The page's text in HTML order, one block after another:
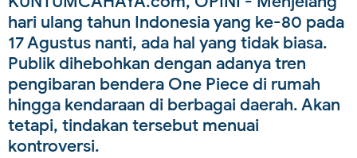
hari ulang tahun Indonesia yang ke-80 pada
17 Agustus nanti, ada hal yang tidak biasa.
Publik dihebohkan dengan adanya tren
pengibaran bendera One Piece di rumah
hingga kendaraan di berbagai daerah. Akan
tetapi, tindakan tersebut menuai
kontroversi.